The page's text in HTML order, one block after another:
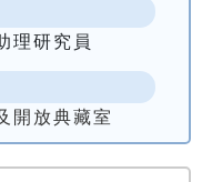
理研究員
開放典藏室